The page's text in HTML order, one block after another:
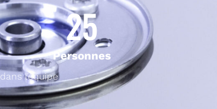
Personnes
25
dans l’équipe